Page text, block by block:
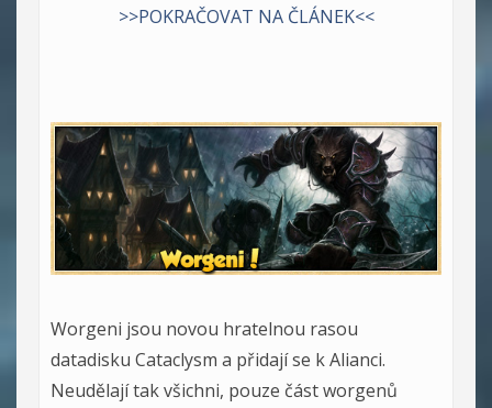
>>POKRAČOVAT NA ČLÁNEK<<
Worgeni jsou novou hratelnou rasou
datadisku Cataclysm a přidají se k Alianci.
Neudělají tak všichni, pouze část worgenů